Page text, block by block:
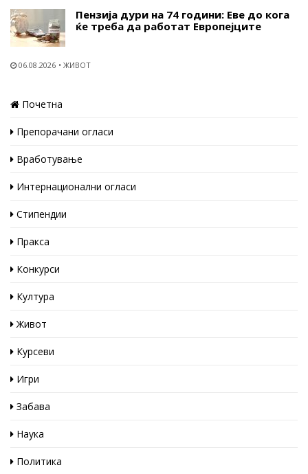
Пензија дури на 74 години: Еве до кога
ќе треба да работат Европејците
06.08.2026 ЖИВОТ
Почетна
Препорачани огласи
Вработување
Интернационални огласи
Стипендии
Пракса
Конкурси
Култура
Живот
Курсеви
Игри
Забава
Наука
Политика